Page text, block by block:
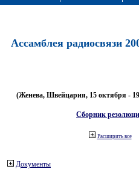
Ассамблея радиосвязи
(Женева, Швейцария, 15 октября -
Сборник
Расширить все
Документы